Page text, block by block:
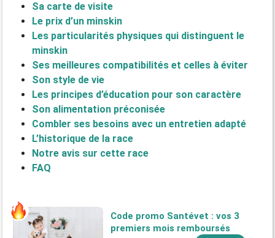
Sa carte de visite
Le prix d’un minskin
Les particularités physiques qui distinguent le
minskin
Ses meilleures compatibilités et celles à éviter
Son style de vie
Les principes d’éducation pour son caractère
Son alimentation préconisée
Combler ses besoins avec un entretien adapté
L’historique de la race
Notre avis sur cette race
FAQ
Code promo Santévet : vos 3
premiers mois remboursés